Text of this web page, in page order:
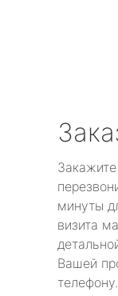
минуты
визита
Вашей
телефону.